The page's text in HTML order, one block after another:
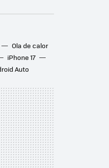
Ola de calor
iPhone 17
Auto